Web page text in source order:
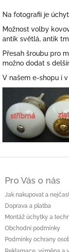
Na fotografii je
Možnost volby
antik světlá, antik
Přesah šroubu pro
možno dodat s
V našem e-shopu i
Pro Vás o nás
Jak nakupovat a
Doprava a platba
Montáž úchytky a
Obchodní podmínky
Podmínky ochrany